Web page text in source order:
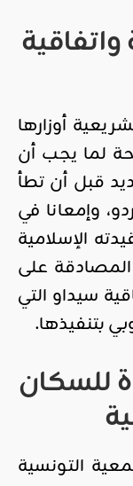
أوزارها
لما يجب أن
قبل أن تطأ
وإمعانا في
الإسلامية
على
سيداو التي
بتنفيذها.
للسكان
التونسية